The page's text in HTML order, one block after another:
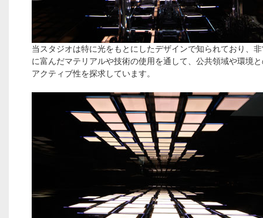
当スタジオは特に光をもとにしたデザインで知られており、
に富んだマテリアルや技術の使用を通して、公共領域や環境
アクティブ性を探求しています。